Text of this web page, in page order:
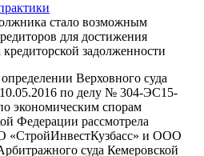
стало возможным
для достижения
задолженности
Верховного суда
по делу № 304-ЭС15-
экономическим спорам
Федерации рассмотрела
«СтройИнвестКузбасс» и ООО
суда Кемеровской